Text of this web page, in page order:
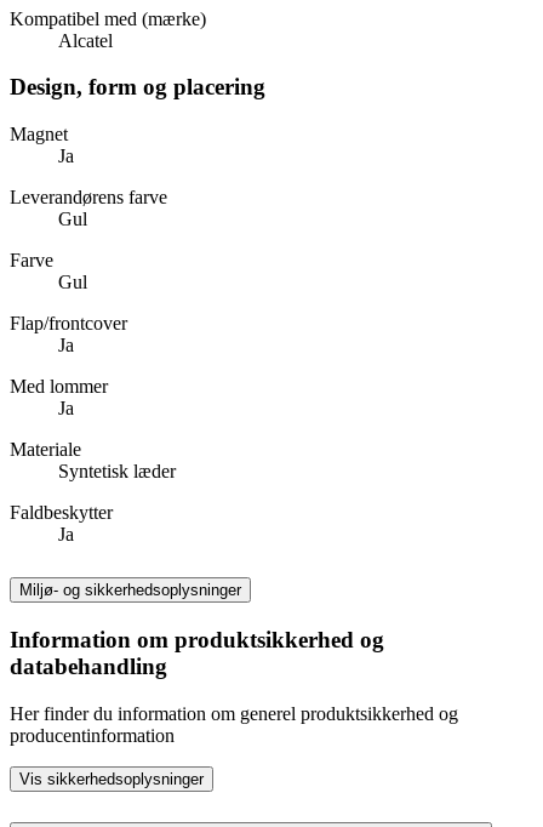
Kompatibel med (mærke)
Alcatel
Design, form og placering
Magnet
Ja
Leverandørens farve
Gul
Farve
Gul
Flap/frontcover
Ja
Med lommer
Ja
Materiale
Syntetisk læder
Faldbeskytter
Ja
Miljø- og sikkerhedsoplysninger
Information om produktsikkerhed og
databehandling
Her finder du information om generel produktsikkerhed og
producentinformation
Vis sikkerhedsoplysninger